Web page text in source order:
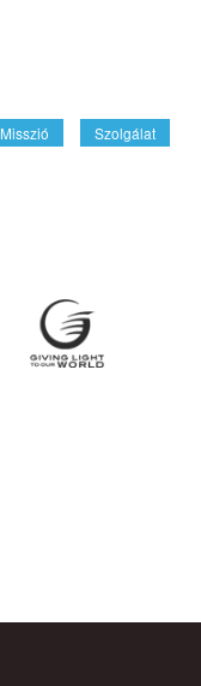
Misszió Szolgálat